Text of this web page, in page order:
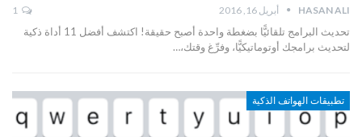
HASAN ALI أبريل 16, 2016
تحديث البرامج تلقائيًّا بضغطة واحدة أصبح حقيقة! اكتشف أفضل 11 أداة ذكية
لتحديث برامجك أوتوماتيكيًّا، وفرِّغ وقتك،…
تطبيقات الهواتف الذكية